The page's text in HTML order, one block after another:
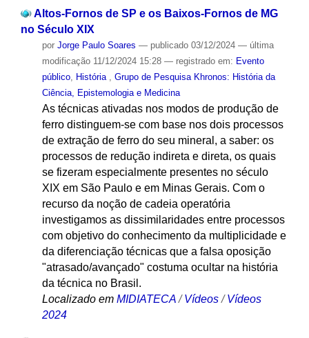
Altos-Fornos de SP e os Baixos-Fornos de MG
no Século XIX
por Jorge Paulo Soares — publicado03/12/2024 — última
modificação11/12/2024 15:28 — registrado em: Evento
público, História , Grupo de Pesquisa Khronos: História da
Ciência, Epistemologia e Medicina
As técnicas ativadas nos modos de produção de
ferro distinguem-se com base nos dois processos
de extração de ferro do seu mineral, a saber: os
processos de redução indireta e direta, os quais
se fizeram especialmente presentes no século
XIX em São Paulo e em Minas Gerais. Com o
recurso da noção de cadeia operatória
investigamos as dissimilaridades entre processos
com objetivo do conhecimento da multiplicidade e
da diferenciação técnicas que a falsa oposição
"atrasado/avançado" costuma ocultar na história
da técnica no Brasil.
Localizado em MIDIATECA /Vídeos /Vídeos
2024